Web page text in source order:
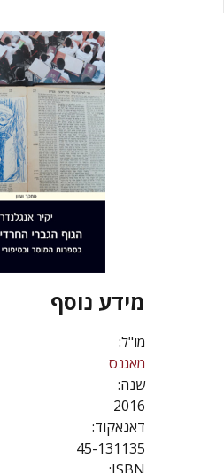
מידע נוסף
מו"ל:
מאגנס
שנה:
2016
דאנאקוד:
45-131135